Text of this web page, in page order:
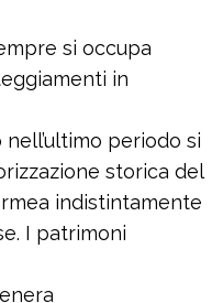
si occupa
in
periodo si
storica del
indistintamente
I patrimoni